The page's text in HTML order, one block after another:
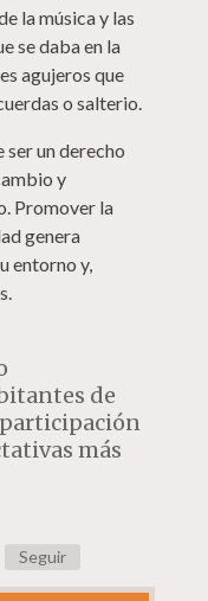
la música y las
se daba en la
agujeros que
o salterio.
ser un derecho
y
Promover la
genera
entorno y,
de
más
Seguir